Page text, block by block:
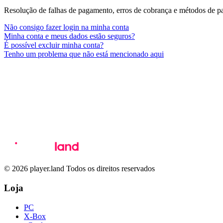
Resolução de falhas de pagamento, erros de cobrança e métodos de
Não consigo fazer login na minha conta
Minha conta e meus dados estão seguros?
É possível excluir minha conta?
Tenho um problema que não está mencionado aqui
© 2026 player.land Todos os direitos reservados
Loja
PC
X-Box